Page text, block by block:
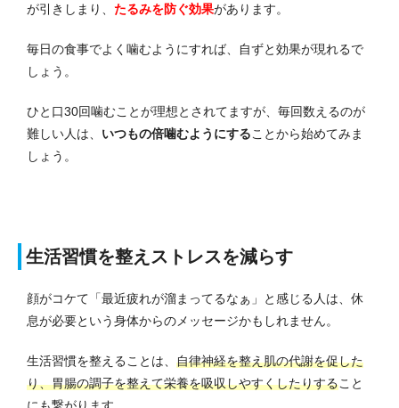
が引きしまり、 たるみを防ぐ効果があります。
毎日の食事でよく噛むようにすれば、自ずと効果が現れるで
しょう。
ひと口30回噛むことが理想とされてますが、毎回数えるのが
難しい人は、 いつもの倍噛むようにすることから始めてみま
しょう。
生活習慣を整えストレスを減らす
顔がコケて「最近疲れが溜まってるなぁ」と感じる人は、 休
息が必要という身体からのメッセージかもしれません。
生活習慣を整えることは、 自律神経を整え肌の代謝を促した
り、胃腸の調子を整えて栄養を吸収しやすくしたりすること
にも繋がります。